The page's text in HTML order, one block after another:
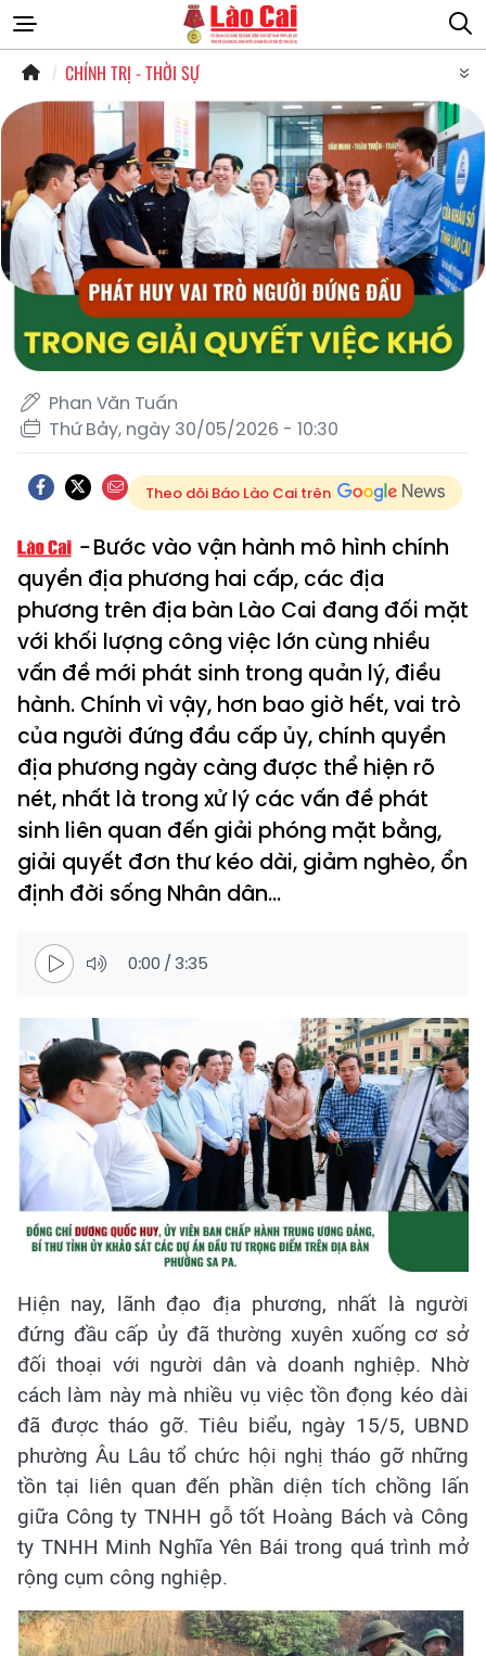
CHÍNH TRỊ - THỜI SỰ
Phan Văn Tuấn
Thứ Bảy, ngày 30/05/2026 - 10:30
Theo dõi Báo Lào Cai trên
Bước vào vận hành mô hình chính
quyền địa phương hai cấp, các địa
phương trên địa bàn Lào Cai đang đối mặt
với khối lượng công việc lớn cùng nhiều
vấn đề mới phát sinh trong quản lý, điều
hành. Chính vì vậy, hơn bao giờ hết, vai trò
của người đứng đầu cấp ủy, chính quyền
địa phương ngày càng được thể hiện rõ
nét, nhất là trong xử lý các vấn đề phát
sinh liên quan đến giải phóng mặt bằng,
giải quyết đơn thư kéo dài, giảm nghèo, ổn
định đời sống Nhân dân...
0:00 /3:35
Hiện nay, lãnh đạo địa phương, nhất là người
đứng đầu cấp ủy đã thường xuyên xuống cơ sở
đối thoại với người dân và doanh nghiệp. Nhờ
cách làm này mà nhiều vụ việc tồn đọng kéo dài
đã được tháo gỡ. Tiêu biểu, ngày 15/5, UBND
phường Âu Lâu tổ chức hội nghị tháo gỡ những
tồn tại liên quan đến phần diện tích chồng lấn
giữa Công ty TNHH gỗ tốt Hoàng Bách và Công
ty TNHH Minh Nghĩa Yên Bái trong quá trình mở
rộng cụm công nghiệp.